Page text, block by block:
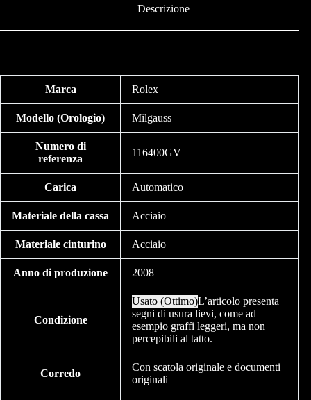
Descrizione
Marca Rolex
Modello (Orologio) Milgauss
Numero di
referenza
116400GV
Carica Automatico
Materiale della cassa Acciaio
Materiale cinturino Acciaio
Anno di produzione 2008
Condizione
Usato (Ottimo)L’articolo presenta
segni di usura lievi, come ad
esempio graffi leggeri, ma non
percepibili al tatto.
Corredo
Con scatola originale e documenti
originali